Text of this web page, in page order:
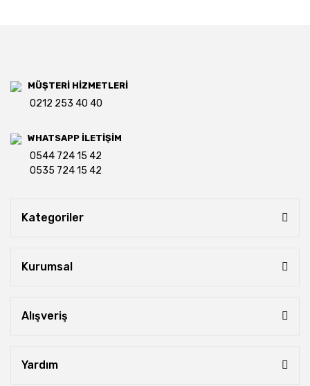
MÜŞTERİ HİZMETLERİ
0212 253 40 40
WHATSAPP İLETİŞİM
0544 724 15 42
0535 724 15 42
Kategoriler
Kurumsal
Alışveriş
Yardım